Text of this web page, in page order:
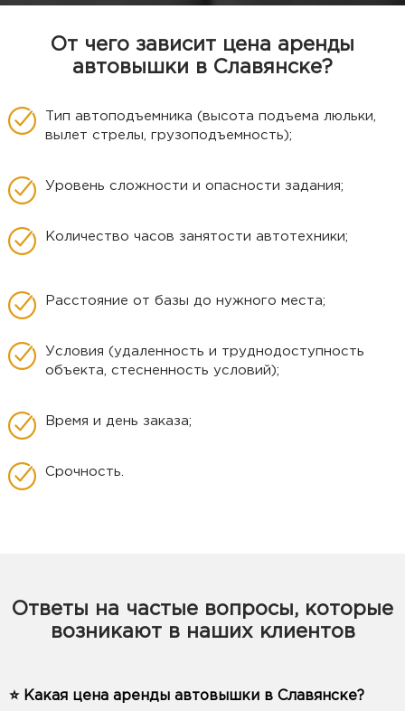
От чего зависит цена аренды
автовышки в Славянске?
Тип автоподъемника (высота подъема люльки,
вылет стрелы, грузоподъемность);
Уровень сложности и опасности задания;
Количество часов занятости автотехники;
Расстояние от базы до нужного места;
Условия (удаленность и труднодоступность
объекта, стесненность условий);
Время и день заказа;
Срочность.
Ответы на частые вопросы, которые
возникают в наших клиентов
⭐️ Какая цена аренды автовышки в Славянске?